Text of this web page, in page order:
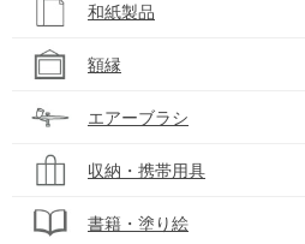
和紙製品
額縁
エアーブラシ
収納・携帯用具
書籍・塗り絵